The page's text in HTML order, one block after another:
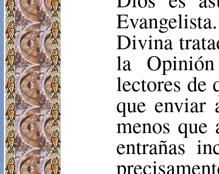
Divina
la
lectores de
que enviar
menos
entrañas